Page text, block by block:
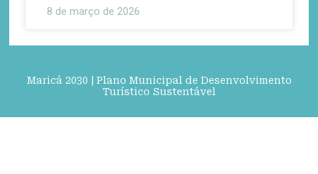
8 de março de 2026
Maricá 2030 | Plano Municipal de Desenvolvimento
Turístico Sustentável